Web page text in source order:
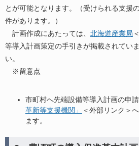
とが可能となります。（受けられる支援
件があります。）
計画作成にあたっては、 北海道産業局
等導入計画策定の手引きが掲載されてい
い。
※留意点
市町村へ先端設備等導入計画の申
革新等支援機関」
＜外部リンク＞
ます。